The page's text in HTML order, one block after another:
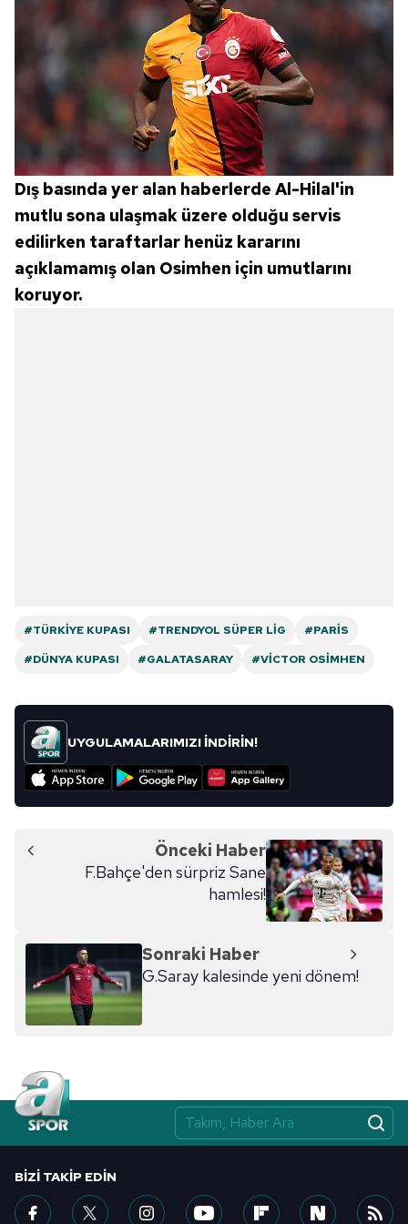
Dış basında yer alan haberlerde Al-Hilal'in
mutlu sona ulaşmak üzere olduğu servis
edilirken taraftarlar henüz kararını
açıklamamış olan Osimhen için umutlarını
koruyor.
#TÜRKIYE KUPASI #TRENDYOL SÜPER LIG
#PARIS
#DÜNYA KUPASI
#GALATASARAY #VICTOR OSIMHEN
UYGULAMALARIMIZI İNDİRİN!
Önceki Haber
F.Bahçe'den sürpriz Sane
hamlesi!
Sonraki Haber
G.Saray kalesinde yeni dönem!
BIZI TAKIP EDIN